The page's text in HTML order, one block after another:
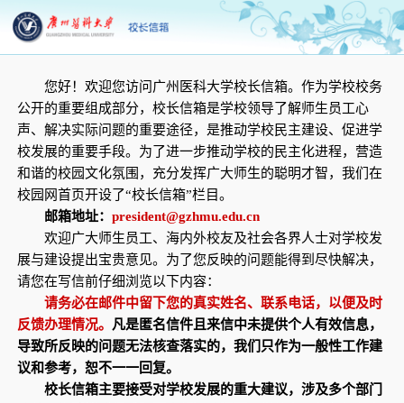
您好！欢迎您访问广州医科大学校长信箱。作为学校校务
公开的重要组成部分，校长信箱是学校领导了解师生员工心
声、解决实际问题的重要途径，是推动学校民主建设、促进学
校发展的重要手段。为了进一步推动学校的民主化进程，营造
和谐的校园文化氛围，充分发挥广大师生的聪明才智，我们在
校园网首页开设了“校长信箱”栏目。
邮箱地址： president@gzhmu.edu.cn
欢迎广大师生员工、海内外校友及社会各界人士对学校发
展与建设提出宝贵意见。为了您反映的问题能得到尽快解决，
请您在写信前仔细浏览以下内容：
请务必在邮件中留下您的真实姓名、联系电话，以便及时
反馈办理情况。 凡是匿名信件且来信中未提供个人有效信息，
导致所反映的问题无法核查落实的，我们只作为一般性工作建
议和参考，恕不一一回复。
校长信箱主要接受对学校发展的重大建议，涉及多个部门